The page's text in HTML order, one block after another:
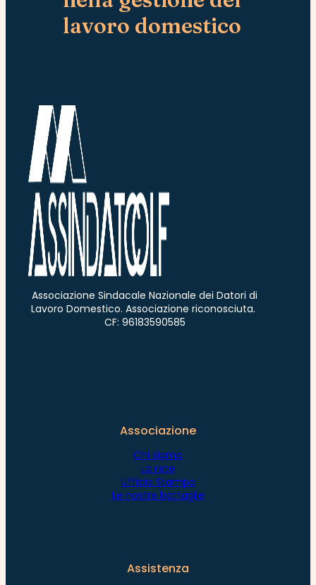
lavoro domestico
Associazione Sindacale Nazionale dei Datori di
Lavoro Domestico. Associazione riconosciuta.
CF: 96183590585
Associazione
Chi siamo
La rete
Ufficio Stampa
Le nostre battaglie
Assistenza